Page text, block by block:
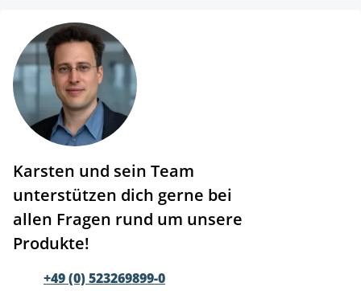
Karsten und sein Team
unterstützen dich gerne bei
allen Fragen rund um unsere
Produkte!
+49 (0) 523269899-0